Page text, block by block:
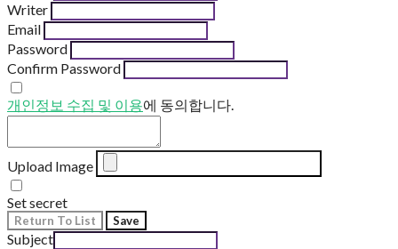
Writer
Email
Password
Confirm Password
개인정보 수집 및 이용에 동의합니다.
Upload Image
Set secret
Return To List Save
Subject